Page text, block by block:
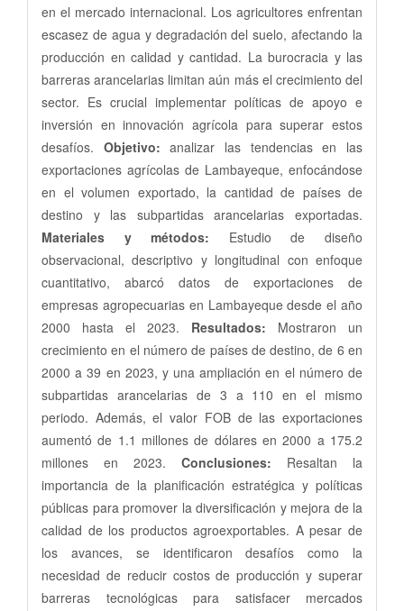
en el mercado internacional. Los agricultores enfrentan
escasez de agua y degradación del suelo, afectando la
producción en calidad y cantidad. La burocracia y las
barreras arancelarias limitan aún más el crecimiento del
sector. Es crucial implementar políticas de apoyo e
inversión en innovación agrícola para superar estos
desafíos. Objetivo: analizar las tendencias en las
exportaciones agrícolas de Lambayeque, enfocándose
en el volumen exportado, la cantidad de países de
destino y las subpartidas arancelarias exportadas.
Materiales y métodos: Estudio de diseño
observacional, descriptivo y longitudinal con enfoque
cuantitativo, abarcó datos de exportaciones de
empresas agropecuarias en Lambayeque desde el año
2000 hasta el 2023. Resultados: Mostraron un
crecimiento en el número de países de destino, de 6 en
2000 a 39 en 2023, y una ampliación en el número de
subpartidas arancelarias de 3 a 110 en el mismo
periodo. Además, el valor FOB de las exportaciones
aumentó de 1.1 millones de dólares en 2000 a 175.2
millones en 2023. Conclusiones: Resaltan la
importancia de la planificación estratégica y políticas
públicas para promover la diversificación y mejora de la
calidad de los productos agroexportables. A pesar de
los avances, se identificaron desafíos como la
necesidad de reducir costos de producción y superar
barreras tecnológicas para satisfacer mercados